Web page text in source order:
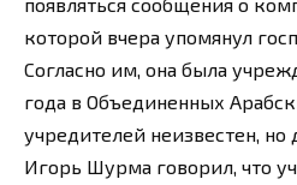
которой вчера упомянул
Согласно им, она была
года в Объединенных
учредителей неизвестен, но
Игорь Шурма говорил, что